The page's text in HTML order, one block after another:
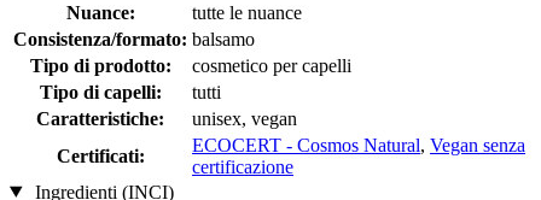
Nuance:
tutte le nuance
Consistenza/formato: balsamo
Tipo di prodotto:
cosmetico per capelli
Tipo di capelli:
tutti
Caratteristiche:
unisex, vegan
Certificati:
ECOCERT - Cosmos Natural, Vegan senza
certificazione
Ingredienti (INCI)